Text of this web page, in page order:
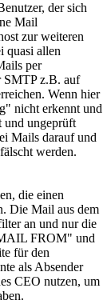
der sich
Mail
zur weiteren
quasi allen
per
SMTP z.B. auf
Wenn hier
nicht erkennt und
und ungeprüft
Mails darauf und
werden.
die einen
Die Mail aus dem
an und nur die
FROM" und
für den
als Absender
CEO nutzen, um